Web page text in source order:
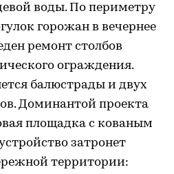
воды. По периметру
горожан в вечернее
ремонт столбов
ограждения.
балюстрады и двух
Доминантой проекта
площадка с кованым
затронет
территории: